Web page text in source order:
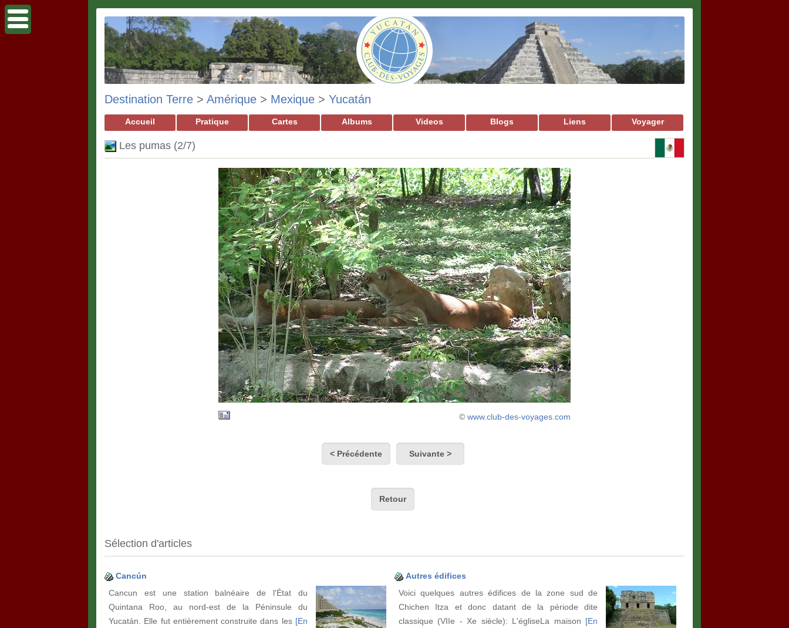
Destination Terre > Amérique > Mexique > Yucatán
Accueil Pratique Cartes Albums Videos Blogs Liens Voyager
Les pumas (2/7)
© www.club-des-voyages.com
< Précédente Suivante >
Retour
Sélection d'articles
Cancún
Cancun est une station balnéaire de l'État du
Quintana Roo, au nord-est de la Péninsule du
Yucatán. Elle fut entièrement construite dans les [En
Autres édifices
Voici quelques autres édifices de la zone sud de
Chichen Itza et donc datant de la période dite
classique (VIIe - Xe siècle): L'égliseLa maison [En